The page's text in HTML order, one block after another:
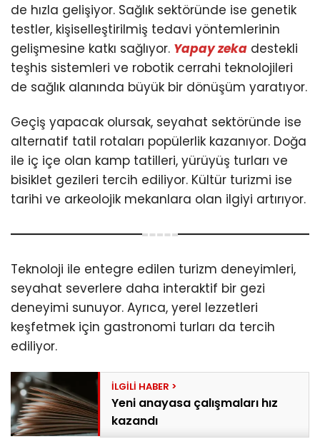
de hızla gelişiyor. Sağlık sektöründe ise genetik
testler, kişiselleştirilmiş tedavi yöntemlerinin
gelişmesine katkı sağlıyor. Yapay zeka destekli
teşhis sistemleri ve robotik cerrahi teknolojileri
de sağlık alanında büyük bir dönüşüm yaratıyor.
Geçiş yapacak olursak, seyahat sektöründe ise
alternatif tatil rotaları popülerlik kazanıyor. Doğa
ile iç içe olan kamp tatilleri, yürüyüş turları ve
bisiklet gezileri tercih ediliyor. Kültür turizmi ise
tarihi ve arkeolojik mekanlara olan ilgiyi artırıyor.
Teknoloji ile entegre edilen turizm deneyimleri,
seyahat severlere daha interaktif bir gezi
deneyimi sunuyor. Ayrıca, yerel lezzetleri
keşfetmek için gastronomi turları da tercih
ediliyor.
Yeni anayasa çalışmaları hız
kazandı